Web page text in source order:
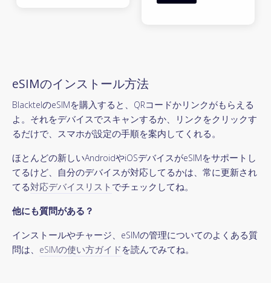
eSIMのインストール方法
BlacktelのeSIMを購入すると、QRコードかリンクがもらえる
よ。それをデバイスでスキャンするか、リンクをクリックす
るだけで、スマホが設定の手順を案内してくれる。
ほとんどの新しいAndroidやiOSデバイスがeSIMをサポートし
てるけど、自分のデバイスが対応してるかは、常に更新され
てる対応デバイスリスト でチェックしてね。
他にも質問がある？
インストールやチャージ、eSIMの管理についてのよくある質
問は、 eSIMの使い方ガイド を読んでみてね。